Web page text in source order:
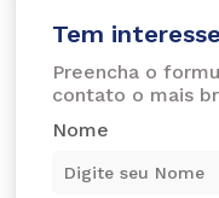
Tem
Preencha o
contato o mais
Nome